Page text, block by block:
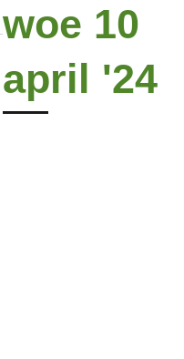
woe 10
april '24